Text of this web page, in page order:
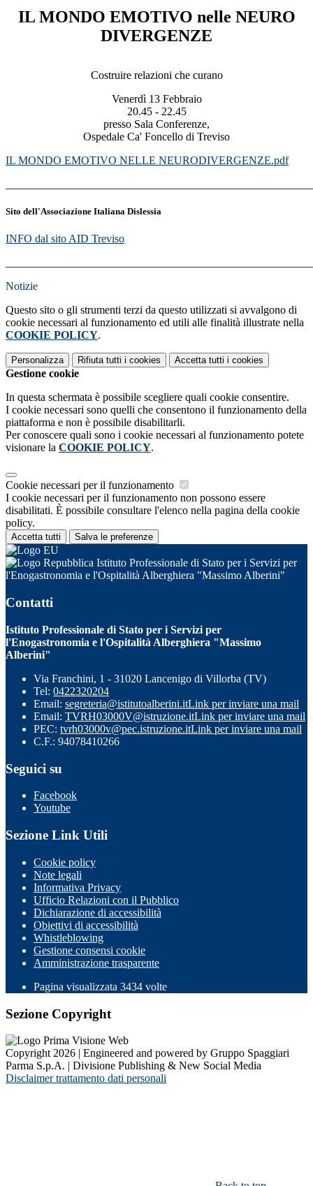
IL MONDO EMOTIVO nelle NEURO
DIVERGENZE
Costruire relazioni che curano
Venerdì 13 Febbraio
20.45 - 22.45
presso Sala Conferenze,
Ospedale Ca' Foncello di Treviso
IL MONDO EMOTIVO NELLE NEURODIVERGENZE.pdf
Sito dell'Associazione Italiana Dislessia
INFO dal sito AID Treviso
Notizie
Questo sito o gli strumenti terzi da questo utilizzati si avvalgono di
cookie necessari al funzionamento ed utili alle finalità illustrate nella
COOKIE POLICY.
Personalizza Rifiuta tutti i cookies Accetta tutti i cookies
Gestione cookie
In questa schermata è possibile scegliere quali cookie consentire.
I cookie necessari sono quelli che consentono il funzionamento della
piattaforma e non è possibile disabilitarli.
Per conoscere quali sono i cookie necessari al funzionamento potete
visionare la COOKIE POLICY.
Cookie necessari per il funzionamento
I cookie necessari per il funzionamento non possono essere
disabilitati. È possibile consultare l'elenco nella pagina della cookie
policy.
Accetta tutti Salva le preferenze
Istituto Professionale di Stato per i Servizi per
l'Enogastronomia e l'Ospitalità Alberghiera "Massimo Alberini"
Contatti
Istituto Professionale di Stato per i Servizi per
l'Enogastronomia e l'Ospitalità Alberghiera "Massimo
Alberini"
Via Franchini, 1 - 31020 Lancenigo di Villorba (TV)
Tel: 0422320204
Email: segreteria@istitutoalberini.itLink per inviare una mail
Email: TVRH03000V@istruzione.itLink per inviare una mail
PEC: tvrh03000v@pec.istruzione.itLink per inviare una mail
C.F.: 94078410266
Seguici su
Facebook
Youtube
Sezione Link Utili
Cookie policy
Note legali
Informativa Privacy
Ufficio Relazioni con il Pubblico
Dichiarazione di accessibilità
Obiettivi di accessibilità
Whistleblowing
Gestione consensi cookie
Amministrazione trasparente
Pagina visualizzata 3434 volte
Sezione Copyright
Copyright 2026 | Engineered and powered by Gruppo Spaggiari
Parma S.p.A. | Divisione Publishing & New Social Media
Disclaimer trattamento dati personali